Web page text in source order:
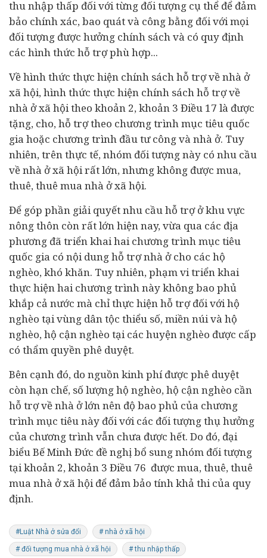
thu nhập thấp đối với từng đối tượng cụ thể để đảm
bảo chính xác, bao quát và công bằng đối với mọi
đối tượng được hưởng chính sách và có quy định
các hình thức hỗ trợ phù hợp...
Về hình thức thực hiện chính sách hỗ trợ về nhà ở
xã hội, hình thức thực hiện chính sách hỗ trợ về
nhà ở xã hội theo khoản 2, khoản 3 Điều 17 là được
tặng, cho, hỗ trợ theo chương trình mục tiêu quốc
gia hoặc chương trình đầu tư công và nhà ở. Tuy
nhiên, trên thực tế, nhóm đối tượng này có nhu cầu
về nhà ở xã hội rất lớn, nhưng không được mua,
thuê, thuê mua nhà ở xã hội.
Để góp phần giải quyết nhu cầu hỗ trợ ở khu vực
nông thôn còn rất lớn hiện nay, vừa qua các địa
phương đã triển khai hai chương trình mục tiêu
quốc gia có nội dung hỗ trợ nhà ở cho các hộ
nghèo, khó khăn. Tuy nhiên, phạm vi triển khai
thực hiện hai chương trình này không bao phủ
khắp cả nước mà chỉ thực hiện hỗ trợ đối với hộ
nghèo tại vùng dân tộc thiểu số, miền núi và hộ
nghèo, hộ cận nghèo tại các huyện nghèo được cấp
có thẩm quyền phê duyệt.
Bên cạnh đó, do nguồn kinh phí được phê duyệt
còn hạn chế, số lượng hộ nghèo, hộ cận nghèo cần
hỗ trợ về nhà ở lớn nên độ bao phủ của chương
trình mục tiêu này đối với các đối tượng thụ hưởng
của chương trình vẫn chưa được hết. Do đó, đại
biểuBế Minh Đức đề nghị bổ sung nhóm đối tượng
tại khoản 2, khoản 3 Điều 76 được mua, thuê, thuê
mua nhà ở xã hội để đảm bảo tính khả thi của quy
định.
#Luật Nhà ở sửa đổi # nhà ở xã hội
# đối tượng mua nhà ở xã hội # thu nhập thấp